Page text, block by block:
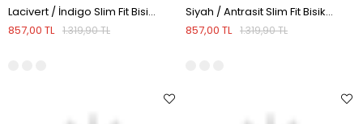
Lacivert / İndigo Slim Fit Bisiklet Yaka Çizgi Desenli Triko Kazak
857,00 TL 1.319,90 TL
Siyah / Antrasit Slim Fit Bisiklet Yaka Çizgi Desenli Triko Kazak
857,00 TL 1.319,90 TL